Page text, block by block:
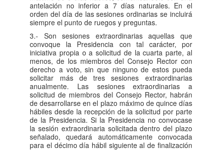
antelación no inferior a 7 días naturales. En el
orden del día de las sesiones ordinarias se incluirá
siempre el punto de ruegos y preguntas.
3.- Son sesiones extraordinarias aquellas que
convoque la Presidencia con tal carácter, por
iniciativa propia o a solicitud de la cuarta parte, al
menos, de los miembros del Consejo Rector con
derecho a voto, sin que ninguno de estos pueda
solicitar más de tres sesiones extraordinarias
anualmente. Las sesiones extraordinarias a
solicitud de miembros del Consejo Rector, habrán
de desarrollarse en el plazo máximo de quince días
hábiles desde la recepción de la solicitud por parte
de la Presidencia. Si la Presidencia no convocase
la sesión extraordinaria solicitada dentro del plazo
señalado, quedará automáticamente convocada
para el décimo día hábil siguiente al de finalización